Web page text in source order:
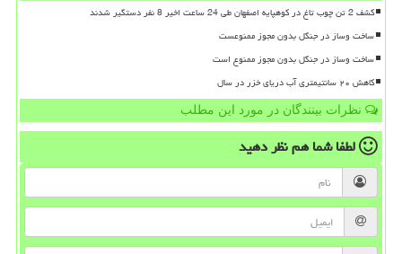
کشف 2 تن چوب تاغ در کوهپایه اصفهان طی 24 ساعت اخیر 8 نفر دستگیر شدند
ساخت وساز در جنگل بدون مجوز ممنوعست
ساخت وساز در جنگل بدون مجوز ممنوع است
کاهش ۲۰ سانتیمتری آب دریای خزر در سال
نظرات بینندگان در مورد این مطلب
لطفا شما همنظر دهید